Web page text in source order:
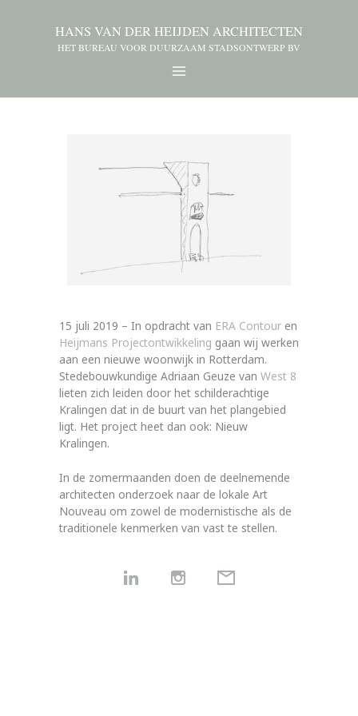
HANS VAN DER HEIJDEN ARCHITECTEN
HET BUREAU VOOR DUURZAAM STADSONTWERP BV
15 juli 2019 – In opdracht van ERA Contour en
Heijmans Projectontwikkeling gaan wij werken
aan een nieuwe woonwijk in Rotterdam.
Stedebouwkundige Adriaan Geuze van West 8
lieten zich leiden door het schilderachtige
Kralingen dat in de buurt van het plangebied
ligt. Het project heet dan ook: Nieuw
Kralingen.
In de zomermaanden doen de deelnemende
architecten onderzoek naar de lokale Art
Nouveau om zowel de modernistische als de
traditionele kenmerken van vast te stellen.